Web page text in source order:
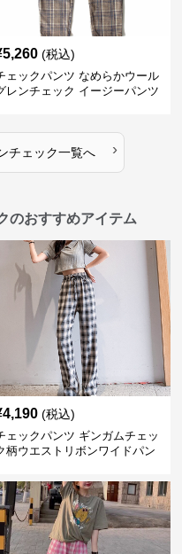
5,260 (税込)
ェックパンツ なめらかウール
レンチェック イージーパンツ
チェック一覧へ ›
のおすすめアイテム
4,190 (税込)
ェックパンツ ギンガムチェッ
柄ウエストリボンワイドパン